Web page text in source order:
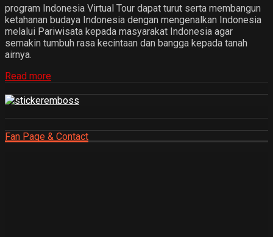
program Indonesia Virtual Tour dapat turut serta membangun
ketahanan budaya Indonesia dengan mengenalkan Indonesia
melalui Pariwisata kepada masyarakat Indonesia agar
semakin tumbuh rasa kecintaan dan bangga kepada tanah
airnya.
Read more
Fan Page & Contact